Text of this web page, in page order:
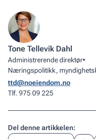
Tone Tellevik Dahl
Administrerende direktør•
Næringspolitikk,
ttd@noeiendom.no
Tlf. 975 09 225
Del denne artikkelen: